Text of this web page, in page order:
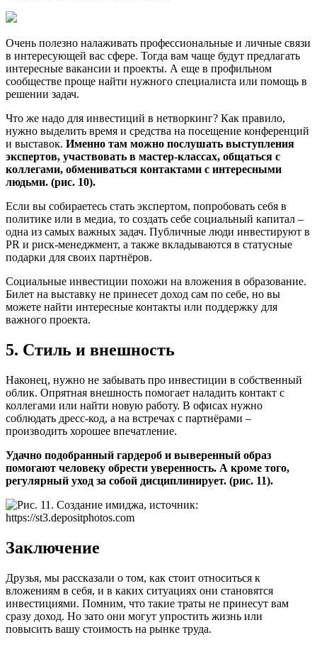
Очень полезно налаживать профессиональные и личные связи
в интересующей вас сфере. Тогда вам чаще будут предлагать
интересные вакансии и проекты. А еще в профильном
сообществе проще найти нужного специалиста или помощь в
решении задач.
Что же надо для инвестиций в нетворкинг? Как правило,
нужно выделить время и средства на посещение конференций
и выставок. Именно там можно послушать выступления
экспертов, участвовать в мастер-классах, общаться с
коллегами, обмениваться контактами с интересными
людьми. (рис. 10).
Если вы собираетесь стать экспертом, попробовать себя в
политике или в медиа, то создать себе социальный капитал –
одна из самых важных задач. Публичные люди инвестируют в
PR и риск-менеджмент, а также вкладываются в статусные
подарки для своих партнёров.
Социальные инвестиции похожи на вложения в образование.
Билет на выставку не принесет доход сам по себе, но вы
можете найти интересные контакты или поддержку для
важного проекта.
5. Стиль и внешность
Наконец, нужно не забывать про инвестиции в собственный
облик. Опрятная внешность помогает наладить контакт с
коллегами или найти новую работу. В офисах нужно
соблюдать дресс-код, а на встречах с партнёрами –
производить хорошее впечатление.
Удачно подобранный гардероб и выверенный образ
помогают человеку обрести уверенность. А кроме того,
регулярный уход за собой дисциплинирует. (рис. 11).
Заключение
Друзья, мы рассказали о том, как стоит относиться к
вложениям в себя, и в каких ситуациях они становятся
инвестициями. Помним, что такие траты не принесут вам
сразу доход. Но зато они могут упростить жизнь или
повысить вашу стоимость на рынке труда.